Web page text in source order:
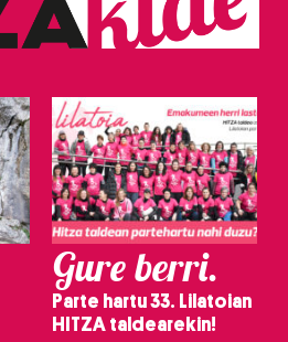
Gure berri.
Parte hartu 33. Lilatoian
HITZA taldearekin!